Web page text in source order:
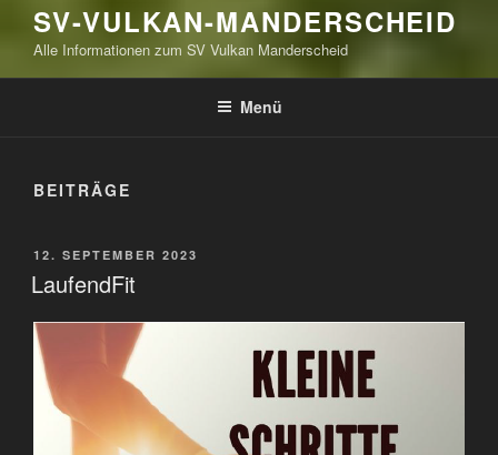
SV-VULKAN-MANDERSCHEID
Alle Informationen zum SV Vulkan Manderscheid
Menü
BEITRÄGE
VERÖFFENTLICHT
AM
12. SEPTEMBER 2023
LaufendFit